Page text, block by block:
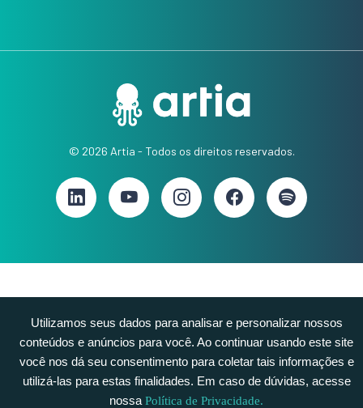
Utilizamos seus dados para analisar e personalizar nossos
conteúdos e anúncios para você. Ao continuar usando este site
você nos dá seu consentimento para coletar tais informações e
utilizá-las para estas finalidades. Em caso de dúvidas, acesse
nossa Política de Privacidade.
© 2026 Artia - Todos os direitos reservados.